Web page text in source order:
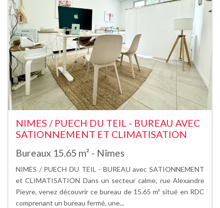
NIMES / PUECH DU TEIL - BUREAU AVEC
SATIONNEMENT ET CLIMATISATION
Bureaux 15.65 m² - Nîmes
NIMES / PUECH DU TEIL - BUREAU avec SATIONNEMENT
et CLIMATISATION Dans un secteur calme, rue Alexandre
Pieyre, venez découvrir ce bureau de 15.65 m² situé en RDC
comprenant un bureau fermé, une...